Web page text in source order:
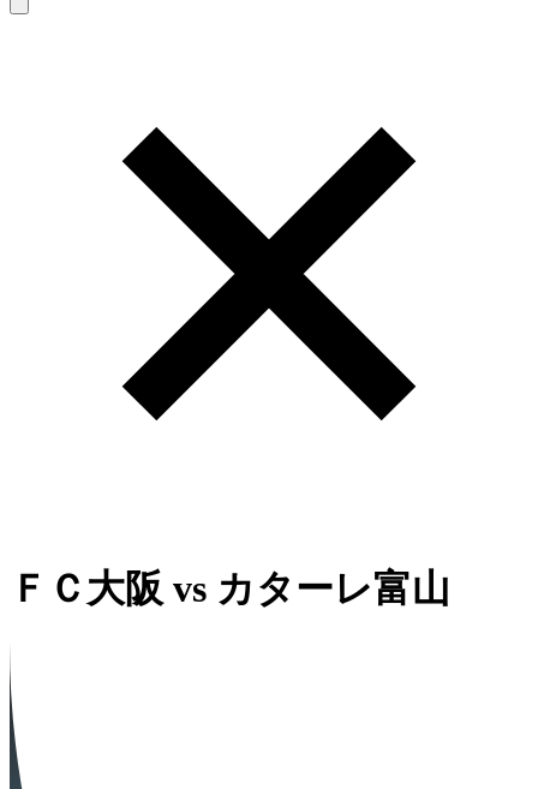
ＦＣ大阪 vs カターレ富山